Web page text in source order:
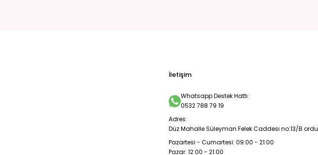
İletişim
Whatsapp Destek Hattı:
0532 788 79 19
Adres:
Düz Mahalle Süleyman Felek Caddesi no:13/B ordu
Pazartesi - Cumartesi: 09:00 - 21:00
Pazar: 12:00 - 21:00